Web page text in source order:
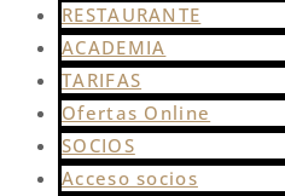
RESTAURANTE
ACADEMIA
TARIFAS
Ofertas Online
SOCIOS
Acceso socios